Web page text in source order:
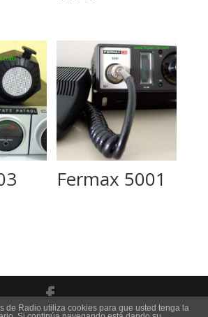
Fermax 5001
de Radio utiliza cookies para que usted tenga la